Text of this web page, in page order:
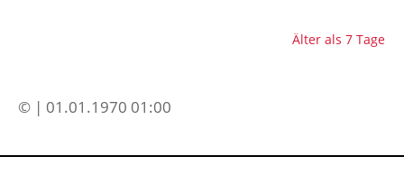
Älter als 7 Tage
© | 01.01.1970 01:00